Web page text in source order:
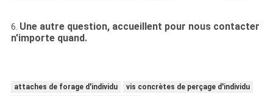
6. Une autre question, accueillent pour nous contacter
n'importe quand.
attaches de forage d'individu
vis concrètes de perçage d'individu